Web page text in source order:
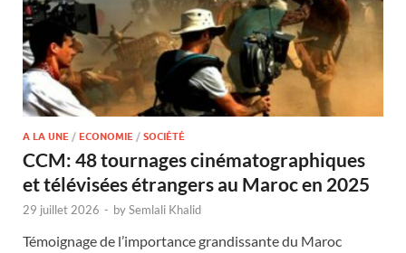
A LA UNE / ECONOMIE / SOCIÉTÉ
CCM: 48 tournages cinématographiques
et télévisées étrangers au Maroc en 2025
29 juillet 2026 - bySemlali Khalid
Témoignage de l’importance grandissante du Maroc